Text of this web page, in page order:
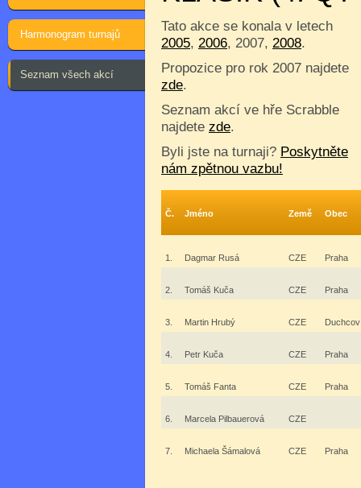
Harmonogram turnajů
Seznam všech akcí
Tato akce se konala v letech
2005, 2006, 2007, 2008.
Propozice pro rok 2007 najdete
zde.
Seznam akcí ve hře Scrabble
najdete zde.
Byli jste na turnaji? Poskytněte
nám zpětnou vazbu!
Č. Jméno Země Obec
1. Dagmar Rusá CZE Praha
2. Tomáš Kuča CZE Praha
3. Martin Hrubý CZE Duchcov
4. Petr Kuča CZE Praha
5. Tomáš Fanta CZE Praha
6. Marcela Pilbauerová CZE
7. Michaela Šámalová CZE Praha